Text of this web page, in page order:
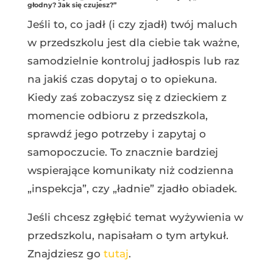
głodny? Jak się czujesz?”
Jeśli to, co jadł (i czy zjadł) twój maluch
w przedszkolu jest dla ciebie tak ważne,
samodzielnie kontroluj jadłospis lub raz
na jakiś czas dopytaj o to opiekuna.
Kiedy zaś zobaczysz się z dzieckiem z
momencie odbioru z przedszkola,
sprawdź jego potrzeby i zapytaj o
samopoczucie. To znacznie bardziej
wspierające komunikaty niż codzienna
„inspekcja”, czy „ładnie” zjadło obiadek.
Jeśli chcesz zgłębić temat wyżywienia w
przedszkolu, napisałam o tym artykuł.
Znajdziesz go tutaj.